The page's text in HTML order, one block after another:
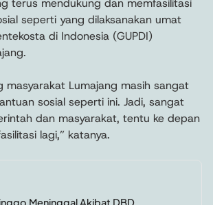
seperti yang dilaksanakan umat
di Indonesia (GUPDI)
masyarakat Lumajang masih sangat
sosial seperti ini. Jadi, sangat
dan masyarakat, tentu ke depan
lagi,” katanya.
Meninggal Akibat DBD